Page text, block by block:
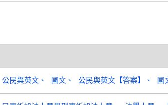
公民與英文 國文 公民與英文【答案】 國